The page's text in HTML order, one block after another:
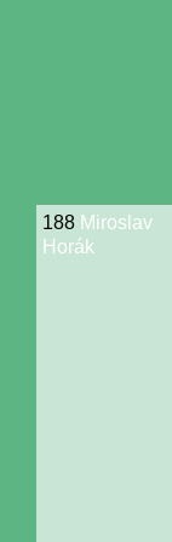
188 Miroslav
Horák